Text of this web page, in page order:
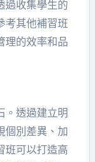
過收集學生的
考其他補習班
理的效率和品
。透過建立明
個別差異、加
班可以打造高